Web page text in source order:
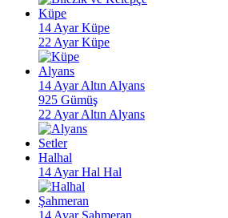
Küpe
14 Ayar Küpe
22 Ayar Küpe
Alyans
14 Ayar Altın Alyans
925 Gümüş
22 Ayar Altın Alyans
Setler
Halhal
14 Ayar Hal Hal
Şahmeran
14 Ayar Şahmeran